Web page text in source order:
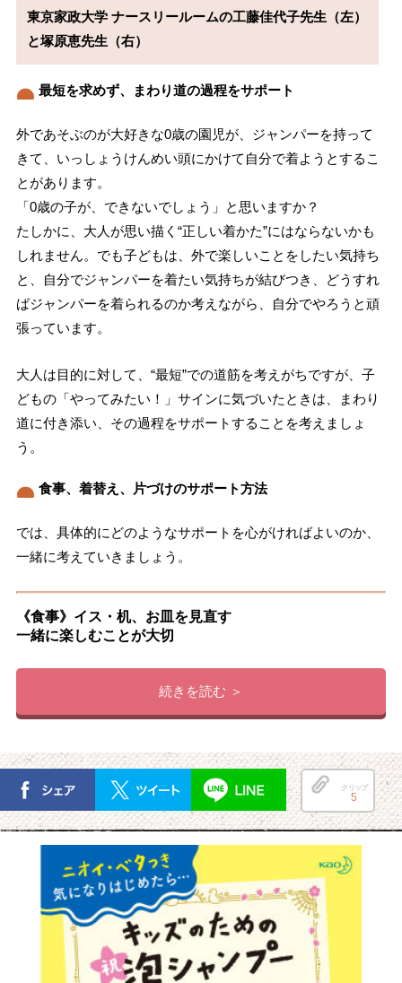
東京家政大学 ナースリールームの工藤佳代子先生（左）
と塚原恵先生（右）
最短を求めず、まわり道の過程をサポート
外であそぶのが大好きな0歳の園児が、ジャンパーを持って
きて、いっしょうけんめい頭にかけて自分で着ようとするこ
とがあります。
「0歳の子が、できないでしょう」と思いますか？
たしかに、大人が思い描く“正しい着かた”にはならないかも
しれません。でも子どもは、外で楽しいことをしたい気持ち
と、自分でジャンパーを着たい気持ちが結びつき、どうすれ
ばジャンパーを着られるのか考えながら、自分でやろうと頑
張っています。
大人は目的に対して、“最短”での道筋を考えがちですが、子
どもの「やってみたい！」サインに気づいたときは、まわり
道に付き添い、その過程をサポートすることを考えましょ
う。
食事、着替え、片づけのサポート方法
では、具体的にどのようなサポートを心がければよいのか、
一緒に考えていきましょう。
《食事》イス・机、お皿を見直す
一緒に楽しむことが大切
続きを読む ＞
クリップ
5